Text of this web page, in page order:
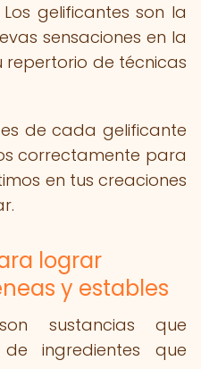
gelificantes son la
sensaciones en la
de técnicas
de cada gelificante
correctamente para
en tus creaciones
lograr
y estables
sustancias que
ingredientes que